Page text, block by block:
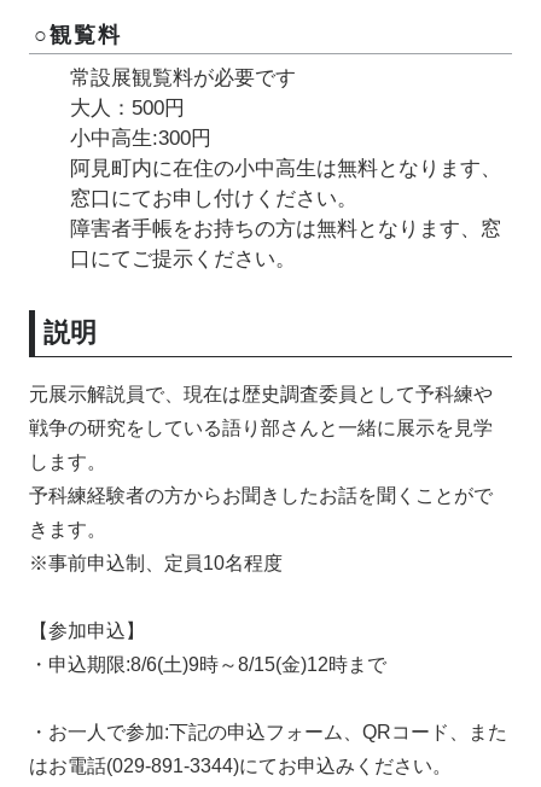
○観覧料
常設展観覧料が必要です
大人：500円
小中高生:300円
阿見町内に在住の小中高生は無料となります、
窓口にてお申し付けください。
障害者手帳をお持ちの方は無料となります、窓
口にてご提示ください。
説明
元展示解説員で、現在は歴史調査委員として予科練や
戦争の研究をしている語り部さんと一緒に展示を見学
します。
予科練経験者の方からお聞きしたお話を聞くことがで
きます。
※事前申込制、定員10名程度
【参加申込】
・申込期限:8/6(土)9時～8/15(金)12時まで
・お一人で参加:下記の申込フォーム、QRコード、また
はお電話(029-891-3344)にてお申込みください。